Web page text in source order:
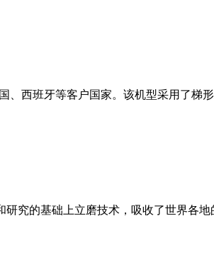
、西班牙等客户国家。该机型采用了
究的基础上立磨技术，吸收了世界各